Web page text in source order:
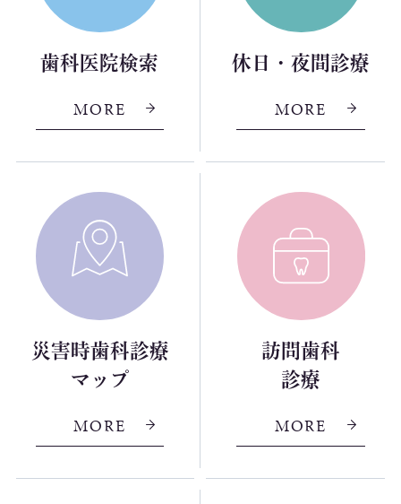
歯科医院検索
MORE
休日・夜間診療
MORE
災害時歯科診療
マップ
MORE
訪問歯科
診療
MORE